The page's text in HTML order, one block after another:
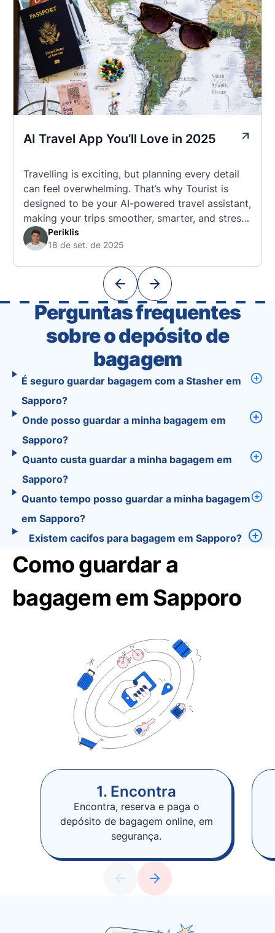
AI Travel App You’ll Love in 2025
Travelling is exciting, but planning every detail
can feel overwhelming. That’s why Tourist is
designed to be your AI-powered travel assistant,
making your trips smoother, smarter, and stress-
free. 🧭 What Makes the Tourist App Unique?
Unlike standard travel apps, Tourist combines
With Tourist, your trip planning becomes as
Periklis
18 de set. de 2025
Perguntas frequentes
sobre o depósito de
bagagem
É seguro guardar bagagem com a Stasher em
Sapporo?
Onde posso guardar a minha bagagem em
Sapporo?
Quanto custa guardar a minha bagagem em
Sapporo?
Quanto tempo posso guardar a minha bagagem
em Sapporo?
Existem cacifos para bagagem em Sapporo?
Como guardar a
bagagem em Sapporo
1. Encontra
Encontra, reserva e paga o
depósito de bagagem online, em
segurança.